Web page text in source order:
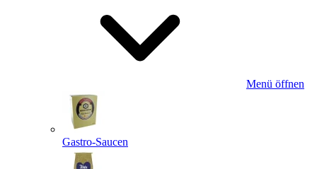
Menü öffnen
Gastro-Saucen